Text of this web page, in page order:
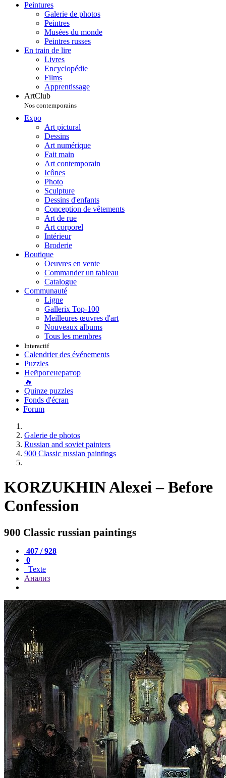
Peintures
Galerie de photos
Peintres
Musées du monde
Peintres russes
En train de lire
Livres
Encyclopédie
Films
Apprentissage
ArtClub
Nos contemporains
Expo
Art pictural
Dessins
Art numérique
Fait main
Art contemporain
Icônes
Photo
Sculpture
Dessins d'enfants
Conception de vêtements
Art de rue
Art corporel
Intérieur
Broderie
Boutique
Oeuvres en vente
Commander un tableau
Catalogue
Communauté
Ligne
Gallerix Top-100
Meilleures œuvres d'art
Nouveaux albums
Tous les membres
Interactif
Calendrier des événements
Puzzles
Нейрогенератор
🔥
Quinze puzzles
Fonds d'écran
Forum
Galerie de photos
Russian and soviet painters
900 Classic russian paintings
KORZUKHIN Alexei – Before
Confession
900 Classic russian paintings
407 / 928
0
Texte
Анализ